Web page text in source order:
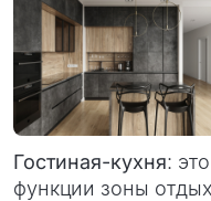
Гостиная-кухня:
функции зоны